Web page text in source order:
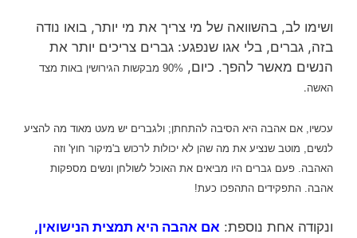
ושימו לב, בהשוואה של מי צריך את מי יותר, בואו נודה
בזה, גברים, בלי אגו שנפגע: גברים צריכים יותר את
הנשים מאשר להפך. כיום, 90% מ
בקשות הגירושין באות מצד
האשה.
עכשיו, אם אהבה היא הסיבה להתחתן; ולגברים יש מעט מאוד מה להציע
לנשים, מוטב שנציע את מה שהן לא יכולות לרכוש ב'מיקור חוץ' וזה
האהבה. פעם גברים היו מביאים את האוכל לשולחן ונשים מספקות
אהבה. התפקידים התהפכו כעת!
ונקודה אחת נוספת: אם אהבה היא תמצית הנישואין,